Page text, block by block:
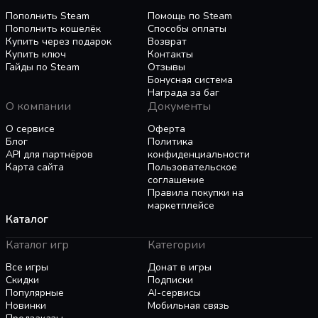
МАСШТАБНЫЕ СРАЖЕНИЯ
Если вы решите участвовать в сражениях с
полным тактическим контролем, полки
разделяются на меньшие батальоны, позволяя
вам управлять сотнями подразделений в
реальном времени. Это создает впечатляющий
периода. Войска размещаются на ландшафте в
соответствии с их расположением на карте в
данный момент. Некоторые подразделения
вступят в бой сразу, другие можно будет
перепозиционировать в зонах развертывания,
а те, которые находились дальше, могут
прибыть позже в качестве подкреплений.
ЗАДЕРЖКА В СООБЩЕНИЯХ
Реалистичная разведка симулируется через
систему сообщений, которые становятся
Пополнить Steam
Пополнить кошелёк
Купить через подарок
Купить ключ
Гайды по Steam
Помощь по Steam
Способы оплаты
Возврат
Контакты
Отзывы
Бонусная система
Награда за баг
О компании
О сервисе
Блог
API для партнёров
Карта сайта
Документы
Оферта
Политика
конфиденциальности
Пользовательское
соглашение
Правила покупки на
маркетплейсе
Каталог
Каталог игр
Все игры
Скидки
Популярные
Новинки
Категории
Донат в игры
Подписки
AI-сервисы
Мобильная связь